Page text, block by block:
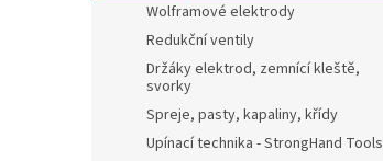
Wolframové elektrody
Redukční ventily
Držáky elektrod, zemnící kleště,
svorky
Spreje, pasty, kapaliny, křídy
Upínací technika - StrongHand Tools